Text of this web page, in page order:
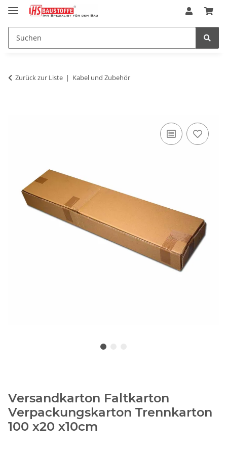
Zurück zur Liste Kabel und Zubehör
Versandkarton Faltkarton
Verpackungskarton Trennkarton
100 x20 x10cm